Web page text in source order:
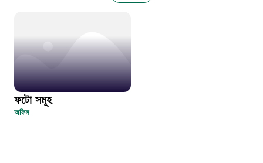
দুদক
১০২
দুর্যোগের আগাম বার্তা
ফটো সমূহ
অফিস